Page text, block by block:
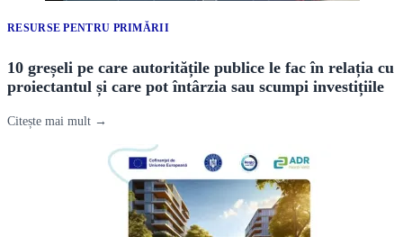
RESURSE PENTRU PRIMĂRII
10 greșeli pe care autoritățile publice le fac în relația cu
proiectantul și care pot întârzia sau scumpi investițiile
Citește mai mult →